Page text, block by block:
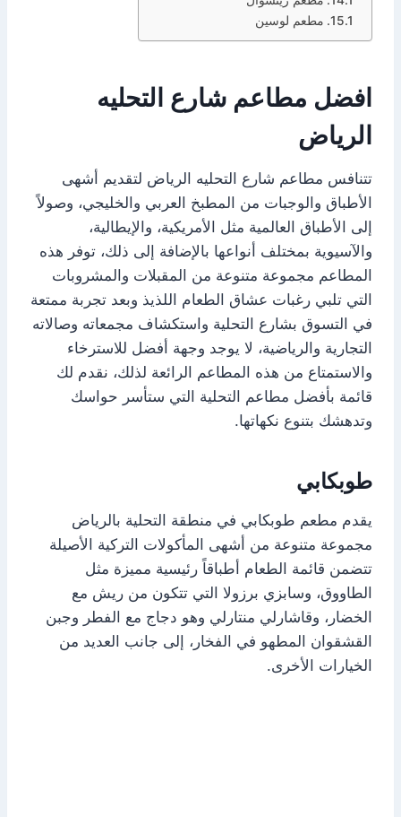
مطعم لوسين
افضل مطاعم شارع التحليه
الرياض
تتنافس مطاعم شارع التحليه الرياض لتقديم أشهى
الأطباق والوجبات من المطبخ العربي والخليجي، وصولاً
إلى الأطباق العالمية مثل الأمريكية، والإيطالية،
والآسيوية بمختلف أنواعها بالإضافة إلى ذلك، توفر هذه
المطاعم مجموعة متنوعة من المقبلات والمشروبات
التي تلبي رغبات عشاق الطعام اللذيذ وبعد تجربة ممتعة
في التسوق بشارع التحلية واستكشاف مجمعاته وصالاته
التجارية والرياضية، لا يوجد وجهة أفضل للاسترخاء
والاستمتاع من هذه المطاعم الرائعة لذلك، نقدم لك
قائمة بأفضل مطاعم التحلية التي ستأسر حواسك
وتدهشك بتنوع نكهاتها.
طوبكابي
يقدم مطعم طوبكابي في منطقة التحلية بالرياض
مجموعة متنوعة من أشهى المأكولات التركية الأصيلة
تتضمن قائمة الطعام أطباقاً رئيسية مميزة مثل
الطاووق، وسابزي برزولا التي تتكون من ريش مع
الخضار، وقاشارلي منتارلي وهو دجاج مع الفطر وجبن
القشقوان المطهو في الفخار، إلى جانب العديد من
الخيارات الأخرى.